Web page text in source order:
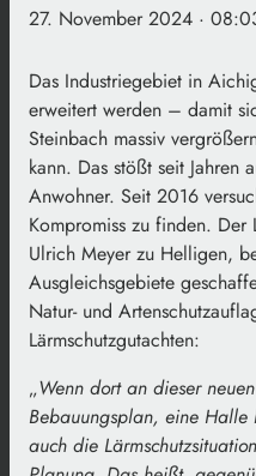
27. November 2024 ·
Das Industriegebiet in
erweitert werden – damit
Steinbach massiv
kann. Das stößt seit
Anwohner. Seit 2016
Kompromiss zu finden. Der
Ulrich Meyer zu Helligen,
Ausgleichsgebiete
Natur- und
Lärmschutzgutachten:
„Wenn dortan dieserneuen
Bebauungsplan, eine Halle
auch die